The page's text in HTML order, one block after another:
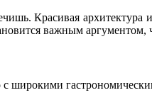
Красивая
важным аргументом,
с широкими